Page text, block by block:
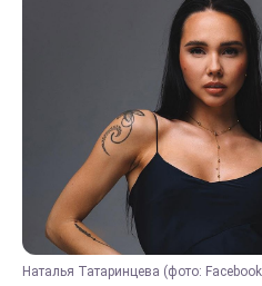
Наталья Татаринцева (фото: